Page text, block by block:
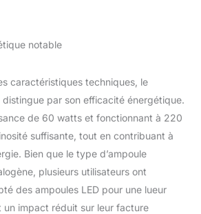
décoration intérieure.
fabriqué à la main par
des artisans qualifiés.
Garanti pour être de
qualité. Chaque lampe
cadeau spécial qui plaira
certainement à la famille,
à la petite amie, aux
collègues, aux clients,
notable
caractéristiques techniques, le
distingue par son efficacité énergétique.
de 60 watts et fonctionnant à 220
suffisante, tout en contribuant à
Bien que le type d’ampoule
plusieurs utilisateurs ont
des ampoules LED pour une lueur
un impact réduit sur leur facture